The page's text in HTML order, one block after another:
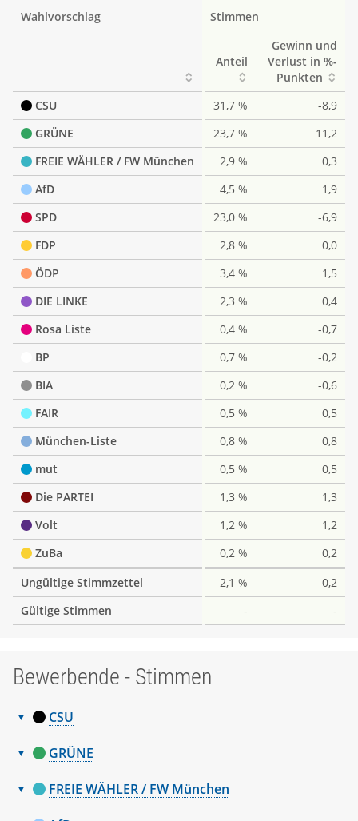
Liste
Wahlvorschlag Stimmen
Anteil
Gewinn und
Verlust in %-
Punkten
CSU
31,7 %
-8,9
GRÜNE
23,7 %
11,2
FREIE WÄHLER / FW München
2,9 %
0,3
AfD
4,5 %
1,9
SPD
23,0 %
-6,9
FDP
2,8 %
0,0
ÖDP
3,4 %
1,5
DIE LINKE
2,3 %
0,4
Rosa Liste
0,4 %
-0,7
BP
0,7 %
-0,2
BIA
0,2 %
-0,6
FAIR
0,5 %
0,5
München-Liste
0,8 %
0,8
mut
0,5 %
0,5
Die PARTEI
1,3 %
1,3
Volt
1,2 %
1,2
ZuBa
0,2 %
0,2
Ungültige Stimmzettel
2,1 %
0,2
Gültige Stimmen
- -
Bewerbende - Stimmen
CSU
Bewerbende
Stimmen
Nr.
2
Pretzl Manuel
GRÜNE
Bewerbende
Nr. Name, Vorname
FREIE WÄHLER / FW München
Nr.